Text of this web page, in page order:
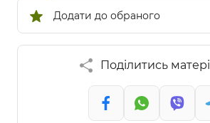
Додати до обраного
Поділитись